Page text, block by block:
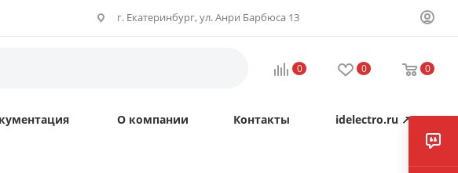
г. Екатеринбург, ул. Анри Барбюса 13
0 0 0
О компании Контакты idelectro.ru ↗